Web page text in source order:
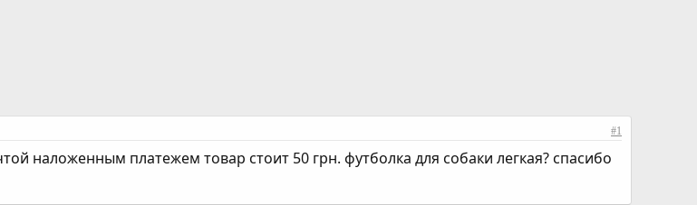
#1
наложенным платежем товар стоит 50 грн. футболка для собаки легкая? спасибо